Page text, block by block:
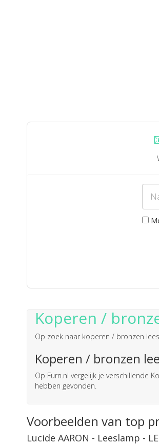
Koperen /
Op zoek naar koperen / bronzen
Koperen / bronzen
Op Furn.nl vergelijk je verschillende
hebben gevonden.
Voorbeelden van top
Lucide AARON - Leeslamp -